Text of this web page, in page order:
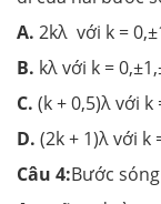
A. 2kλ với k =
B. kλ với k =
C. (k + 0,5)λ với k
D. (2k + 1)λ với k
Câu 4:Bước